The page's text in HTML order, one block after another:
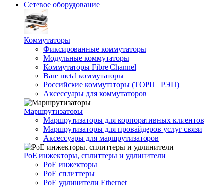
Сетевое оборудование
Коммутаторы
Фиксированные коммутаторы
Модульные коммутаторы
Коммутаторы Fibre Channel
Bare metal коммутаторы
Российские коммутаторы (ТОРП | РЭП)
Аксессуары для коммутаторов
Маршрутизаторы
Маршрутизаторы для корпоративных клиентов
Маршрутизаторы для провайдеров услуг связи
Аксессуары для маршрутизаторов
PoE инжекторы, сплиттеры и удлинители
PoE инжекторы
PoE сплиттеры
PoE удлинители Ethernet